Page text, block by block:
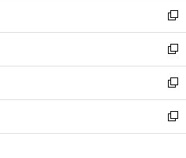
く
で
開
く
ド
ウ
で
開
く
ィ
ン
ド
ウ
で
開
く
い
ウ
ィ
ン
ド
ウ
で
開
新
し
い
ウ
ィ
ン
ド
ウ
新
し
い
ウ
ィ
ン
新
し
い
ウ
新
し